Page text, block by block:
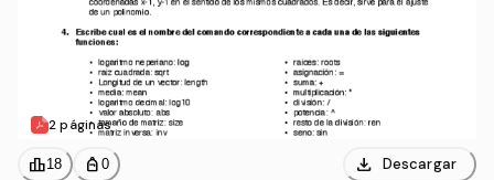
2 páginas
leaderboard18 personal_bag 0 download Descargar